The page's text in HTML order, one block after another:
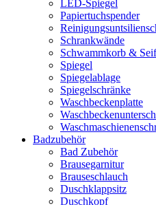
LED-Spiegel
Papiertuchspender
Schrankwände
Schwammkorb &
Spiegel
Spiegelablage
Spiegelschränke
Waschbeckenplatte
Badzubehör
Bad Zubehör
Brausegarnitur
Brauseschlauch
Duschklappsitz
Duschkopf